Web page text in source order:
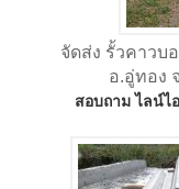
จัดส่ง รั้วคาวบ
อ.อู่ทอง
สอบถาม ไลน์